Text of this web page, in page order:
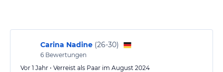
Carina Nadine (26-30)
6 Bewertungen
Vor 1 Jahr • Verreist als Paar im August 2024